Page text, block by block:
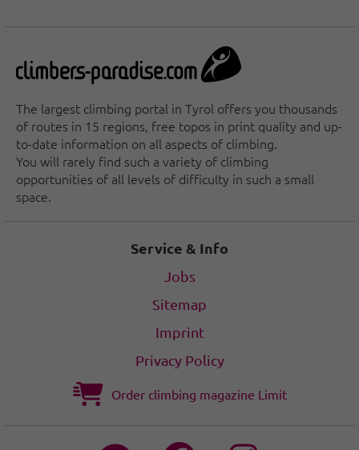
The largest climbing portal in Tyrol offers you thousands
of routes in 15 regions, free topos in print quality and up-
to-date information on all aspects of climbing.
You will rarely find such a variety of climbing
opportunities of all levels of difficulty in such a small
space.
Service & Info
Jobs
Sitemap
Imprint
Privacy Policy
Order climbing magazine Limit